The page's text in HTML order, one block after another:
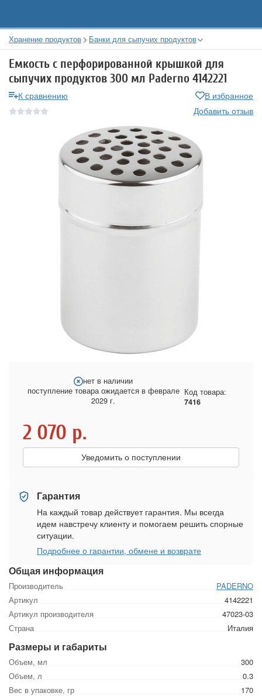
Хранение продуктов Банки для сыпучих продуктов
Емкость с перфорированной крышкой для
сыпучих продуктов 300 мл Paderno 4142221
К сравнению
В избранное
Добавить отзыв
Общая информация
Производитель
PADERNO
Артикул
4142221
Артикул производителя
47023-03
Страна
Италия
Размеры и габариты
Объем, мл
300
Объем, л
0.3
Вес в упаковке, гр
170
нет в наличии
поступление товара ожидается в феврале
2029 г.
Код товара:
7416
2 070 р.
Уведомить о поступлении
Гарантия
На каждый товар действует гарантия. Мы всегда
идем навстречу клиенту и помогаем решить спорные
ситуации.
Подробнее о гарантии, обмене и возврате